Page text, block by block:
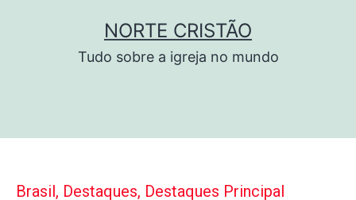
NORTE CRISTÃO
Tudo sobre a igreja no mundo
Brasil, Destaques, Destaques Principal